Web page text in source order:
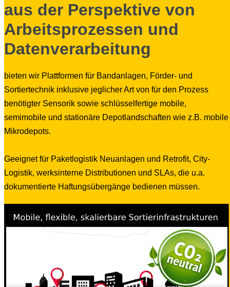
aus der Perspektive von
Arbeitsprozessen und
Datenverarbeitung
bieten wir Plattformen für Bandanlagen, Förder- und
Sortiertechnik inklusive jeglicher Art von für den Prozess
benötigter Sensorik sowie schlüsselfertige mobile,
semimobile und stationäre Depotlandschaften wie z.B. mobile
Mikrodepots.
Geeignet für Paketlogistik Neuanlagen und Retrofit, City-
Logistik, werksinterne Distributionen und SLAs, die u.a.
dokumentierte Haftungsübergänge bedienen müssen.